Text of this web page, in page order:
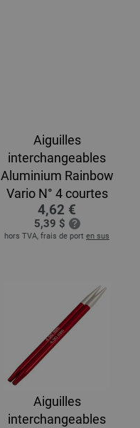
Aiguilles
interchangeables
Aluminium Rainbow
Vario N° 4 courtes
4,62 €
5,39 $
hors TVA, frais de port en sus
Aiguilles
interchangeables